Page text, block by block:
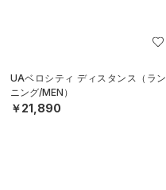
UAベロシティ ディスタンス（ラン
ニング/MEN）
￥21,890